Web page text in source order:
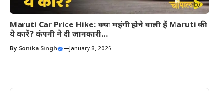
Maruti Car Price Hike: क्या महंगी होने वाली हैं Maruti की
ये कारें? कंपनी ने दी जानकारी…
By Sonika Singh —January 8, 2026